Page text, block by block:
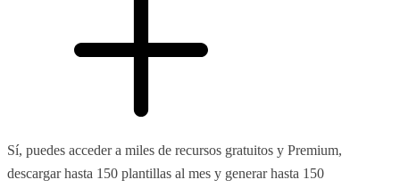
Sí, puedes acceder a miles de recursos gratuitos y Premium,
descargar hasta 150 plantillas al mes y generar hasta 150